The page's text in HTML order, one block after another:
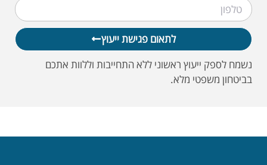
לתאום פגישת ייעוץ
נשמח לספק ייעוץ ראשוני ללא התחייבות וללוות אתכם
בביטחון משפטי מלא.